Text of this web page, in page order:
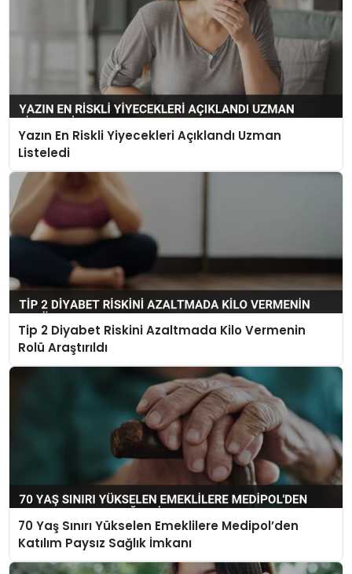
Yazın En Riskli Yiyecekleri Açıklandı Uzman
Listeledi
Tip 2 Diyabet Riskini Azaltmada Kilo Vermenin
Rolü Araştırıldı
70 Yaş Sınırı Yükselen Emeklilere Medipol’den
Katılım Paysız Sağlık İmkanı